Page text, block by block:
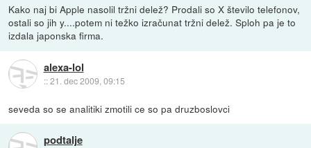
Kako naj bi Apple nasolil tržni delež? Prodali so X število telefonov,
ostali so jih y....potem ni težko izračunat tržni delež. Sploh pa je to
izdala japonska firma.
alexa-lol
::21. dec 2009, 09:15
seveda so se analitiki zmotili ce so pa druzboslovci
podtalje